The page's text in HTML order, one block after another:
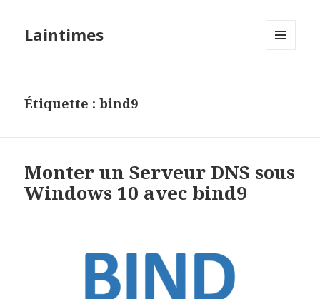
Laintimes
Étiquette :bind9
Monter un Serveur DNS sous
Windows 10 avec bind9